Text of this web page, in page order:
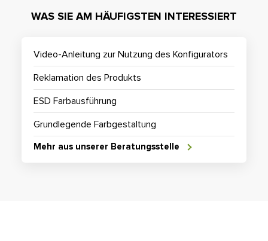
WAS SIE AM HÄUFIGSTEN INTERESSIERT
Video-Anleitung zur Nutzung des Konfigurators
Reklamation des Produkts
ESD Farbausführung
Grundlegende Farbgestaltung
Mehr aus unserer Beratungsstelle